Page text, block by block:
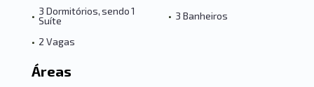
• 3 Dormitórios, sendo 1
Suíte
• 3 Banheiros
• 2 Vagas
Áreas